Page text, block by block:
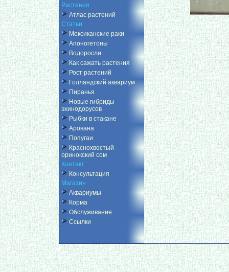
Растения
Атлас растений
Статьи
Мексиканские раки
Апоногетоны
Водоросли
Как сажать растения
Рост растений
Голландский аквариум
Пиранья
Новые гибриды
эхинодорусов
Рыбки в стакане
Арована
Попугаи
Краснохвостый
оринокский сом
Контакт
Консультация
Магазин
Аквариумы
Корма
Обслуживание
Ссылки